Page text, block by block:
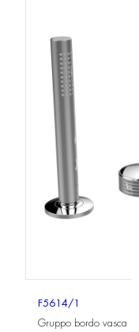
F5614/1
Gruppo bordo vasca